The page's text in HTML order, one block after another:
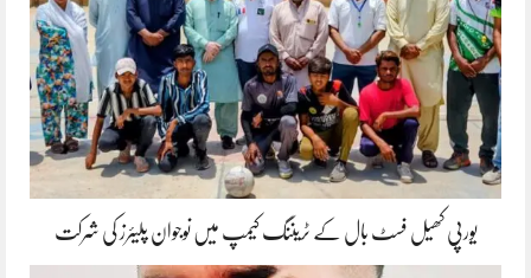
یورپی کھیل فسٹ بال کے ٹریننگ کیمپ میں نوجوان پلیئرز کی شرکت